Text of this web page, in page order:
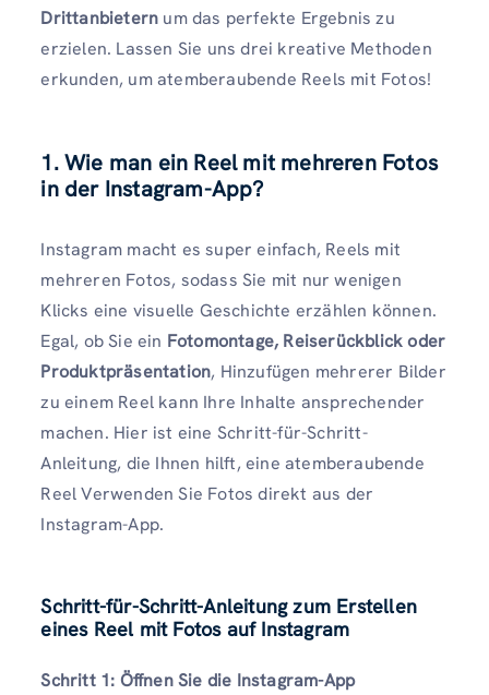
Drittanbietern um das perfekte Ergebnis zu
erzielen. Lassen Sie uns drei kreative Methoden
erkunden, um atemberaubende Reels mit Fotos!
1. Wie man ein Reel mit mehreren Fotos
in der Instagram-App?
Instagram macht es super einfach, Reels mit
mehreren Fotos, sodass Sie mit nur wenigen
Klicks eine visuelle Geschichte erzählen können.
Egal, ob Sie ein Fotomontage, Reiserückblick oder
Produktpräsentation, Hinzufügen mehrerer Bilder
zu einem Reel kann Ihre Inhalte ansprechender
machen. Hier ist eine Schritt-für-Schritt-
Anleitung, die Ihnen hilft, eine atemberaubende
Reel Verwenden Sie Fotos direkt aus der
Instagram-App.
Schritt-für-Schritt-Anleitung zum Erstellen
eines Reel mit Fotos auf Instagram
Schritt 1: Öffnen Sie die Instagram-App